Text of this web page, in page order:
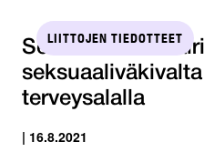
LIITTOJEN TIEDOTTEET
Seksuaalinen
terveysalalla
| 16.8.2021